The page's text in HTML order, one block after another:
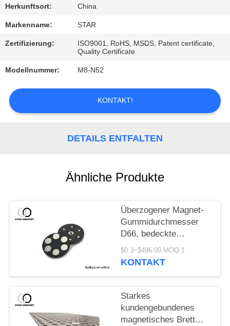
SIE
MIT
UNS
VERBINDUNG
NACHRICHTEN
Herkunftsort: China
Markenname: STAR
Zertifizierung:
ISO9001, RoHS, MSDS, Patent certificate,
Quality Certificate
Modellnummer: M8-N52
KONTAKT!
DETAILS ENTFALTEN
Ähnliche Produkte
Überzogener Magnet-
Gummidurchmesser
D66, bedeckte
Gummimagneten D88
für hellen Stand
$0.3~$496.00 MOQ:1
KONTAKT
Starkes
kundengebundenes
magnetisches Brett